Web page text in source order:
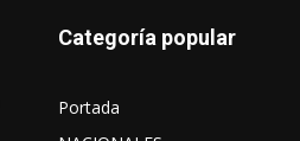
Categoría popular
Portada